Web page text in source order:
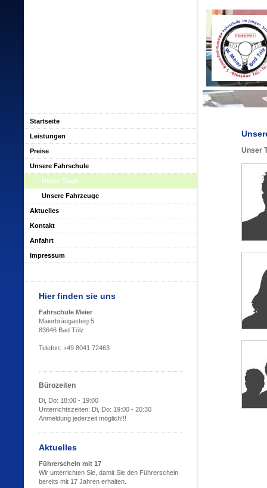
Unser
Startseite
Leistungen
Preise
Unsere Fahrschule
Unser Team
Unsere Fahrzeuge
Aktuelles
Kontakt
Anfahrt
Impressum
Hier finden sie uns
Fahrschule Meier
Maierbräugasteig 5
83646 Bad Tölz
Telefon: +49 8041 72463
Bürozeiten
Di, Do: 18:00 - 19:00
Unterrichtszeiten: Di, Do: 19:00 - 20:30
Anmeldung jederzeit möglich!!!
Aktuelles
Führerschein mit 17
Wir unterrichten Sie, damit Sie den Führerschein
bereits mit 17 Jahren erhalten.